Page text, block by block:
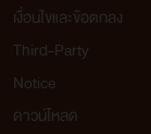
เงื่อนไขและข้อตกลง
Third-Party
Notice
ดาวน์โหลด